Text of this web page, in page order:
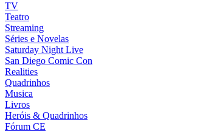
TV
Teatro
Streaming
Séries e Novelas
Saturday Night Live
San Diego Comic Con
Realities
Quadrinhos
Musica
Livros
Heróis & Quadrinhos
Fórum CE